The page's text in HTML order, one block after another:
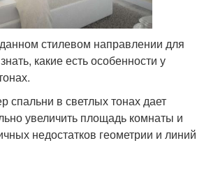
стилевом направлении для
какие есть особенности у
спальни в светлых тонах дает
увеличить площадь комнаты и
недостатков геометрии и линий